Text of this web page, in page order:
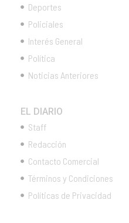
Deportes
Policiales
Interés General
Política
Noticias Anteriores
EL DIARIO
Staff
Redacción
Contacto Comercial
Términos y Condiciones
Políticas de Privacidad